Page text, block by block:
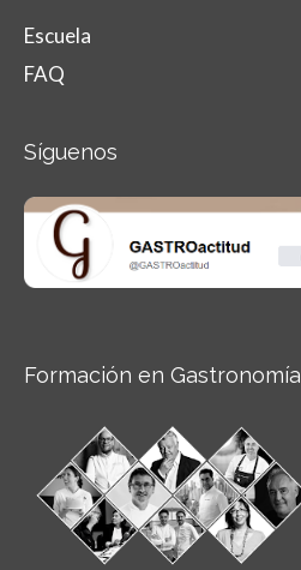
Escuela
FAQ
Síguenos
Formación en Gastronomía